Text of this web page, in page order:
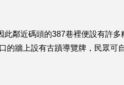
鄰近碼頭的387巷裡便設有許多
的牆上設有古蹟導覽牌，民眾可